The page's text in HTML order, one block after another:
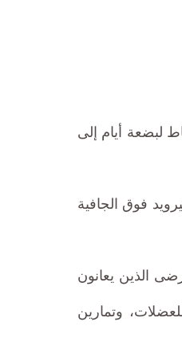
لبضعة أيام إلى
فوق الجافية
الذين يعانون
وتمارين